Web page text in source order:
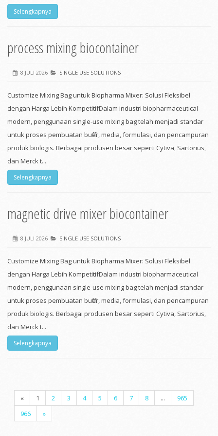
Selengkapnya
process mixing biocontainer
8 JULI 2026 SINGLE USE SOLUTIONS
Customize Mixing Bag untuk Biopharma Mixer: Solusi Fleksibel
dengan Harga Lebih KompetitifDalam industri biopharmaceutical
modern, penggunaan single-use mixing bag telah menjadi standar
untuk proses pembuatan buffer, media, formulasi, dan pencampuran
produk biologis. Berbagai produsen besar seperti Cytiva, Sartorius,
dan Merck t...
Selengkapnya
magnetic drive mixer biocontainer
8 JULI 2026 SINGLE USE SOLUTIONS
Customize Mixing Bag untuk Biopharma Mixer: Solusi Fleksibel
dengan Harga Lebih KompetitifDalam industri biopharmaceutical
modern, penggunaan single-use mixing bag telah menjadi standar
untuk proses pembuatan buffer, media, formulasi, dan pencampuran
produk biologis. Berbagai produsen besar seperti Cytiva, Sartorius,
dan Merck t...
Selengkapnya
« 1 2 3 4 5 6 7 8 ...
965
966
»